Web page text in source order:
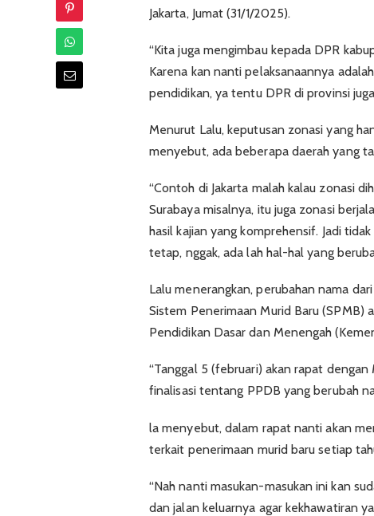
Jakarta, Jumat (31/1/2025).
“Kita juga mengimbau kepada DPR
Karena kan nanti pelaksanaannya
pendidikan, ya tentu DPR di provinsi
Menurut Lalu, keputusan zonasi yang
menyebut, ada beberapa daerah yang
“Contoh di Jakarta malah kalau zonasi
Surabaya misalnya, itu juga zonasi
hasil kajian yang komprehensif. Jadi
tetap, nggak, ada lah hal-hal yang
Lalu menerangkan, perubahan nama
Sistem Penerimaan Murid Baru (SPMB)
Pendidikan Dasar dan Menengah
“Tanggal 5 (februari) akan rapat
finalisasi tentang PPDB yang berubah
la menyebut, dalam rapat nanti akan
terkait penerimaan murid baru setiap
“Nah nanti masukan-masukan ini kan
dan jalan keluarnya agar kekhawatiran